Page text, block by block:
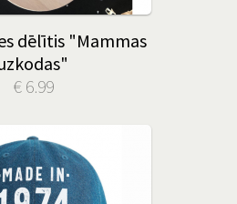
dēlītis "Mammas
€ 6.99